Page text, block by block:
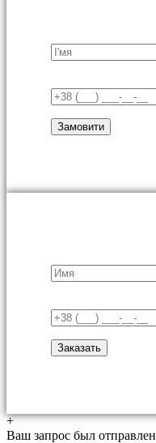
+
Ваш запрос был отправлен